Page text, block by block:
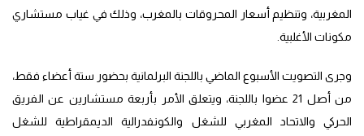
المغربية، وتنظيم أسعار المحروقات بالمغرب، وذلك في غياب مستشاري
مكونات الأغلبية.
وجرى التصويت الأسبوع الماضي باللجنة البرلمانية بحضور ستة أعضاء فقط،
من أصل 21 عضوا باللجنة، ويتعلق الأمر بأربعة مستشارين عن الفريق
الحركي والاتحاد المغربي للشغل والكونفدرالية الديمقراطية للشغل